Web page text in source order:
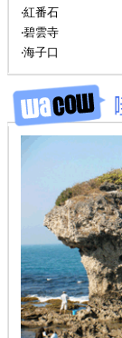
‧紅番石
‧碧雲寺
‧海子口